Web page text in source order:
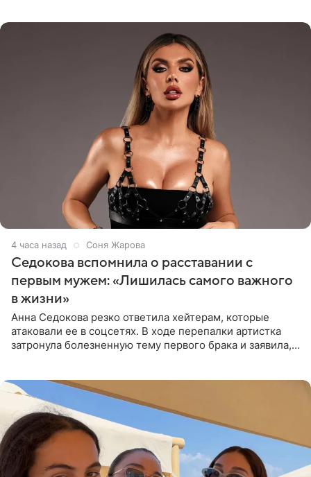
4 часа назад Соня Жарова
Седокова вспомнила о расставании с
первым мужем: «Лишилась самого важного
в жизни»
Анна Седокова резко ответила хейтерам, которые
атаковали ее в соцсетях. В ходе перепалки артистка
затронула болезненную тему первого брака и заявила,